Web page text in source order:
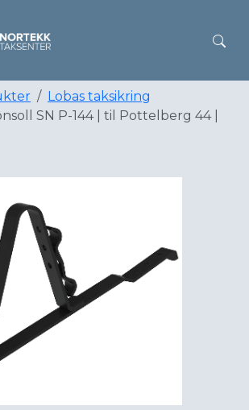
Lobas taksikring
SN P-144 | til Pottelberg 44 |